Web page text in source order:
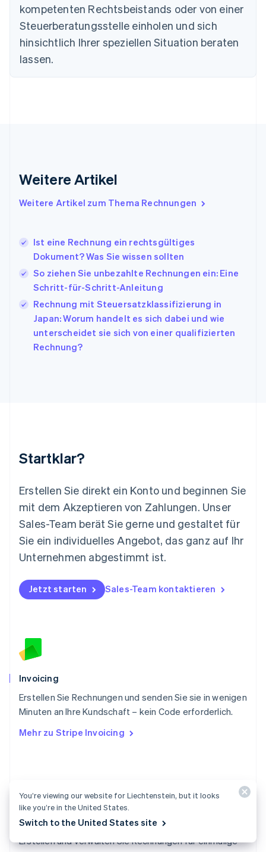
kompetenten Rechtsbeistands oder von einer
Steuerberatungsstelle einholen und sich
hinsichtlich Ihrer speziellen Situation beraten
lassen.
Weitere Artikel
Weitere Artikel zum Thema Rechnungen
Ist eine Rechnung ein rechtsgültiges
Dokument? Was Sie wissen sollten
So ziehen Sie unbezahlte Rechnungen ein: Eine
Schritt-für-Schritt-Anleitung
Rechnung mit Steuersatzklassifizierung in
Japan: Worum handelt es sich dabei und wie
unterscheidet sie sich von einer qualifizierten
Rechnung?
Startklar?
Erstellen Sie direkt ein Konto und beginnen Sie
mit dem Akzeptieren von Zahlungen. Unser
Sales-Team berät Sie gerne und gestaltet für
Sie ein individuelles Angebot, das ganz auf Ihr
Unternehmen abgestimmt ist.
Jetzt starten Sales-Team kontaktieren
Invoicing
Erstellen Sie Rechnungen und senden Sie sie in wenigen
Minuten an Ihre Kundschaft – kein Code erforderlich.
Mehr zu Stripe Invoicing
Dokumentation zu Invoicing
Erstellen und verwalten Sie Rechnungen für einmalige
Estland
Festlandchina
简体中文English
Finnland
English
Frankreich
Irland
Italien
日本語 English
English Français
Kroatien
EnglishItaliano
English
Liechtenstein
DeutschEnglish
Litauen
Español English
Niederlande
NederlandsEnglish
English
Österreich
Deutsch
Polen
Portugal
PortuguêsEnglish
Schweden
Schweiz
Singapur
English简体中文
Slowakei
Slowenien
Spanien
Español English
Thailand
Tschechische Republik
You’re viewing our website for Liechtenstein, but it looks
like you’re in the United States.
Switch to the United States site